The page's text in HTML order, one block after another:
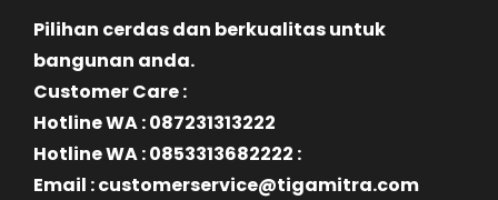
Pilihan cerdas dan berkualitas untuk
bangunan anda.
Customer Care :
Hotline WA : 087231313222
Hotline WA : 0853313682222 :
Email : customerservice@tigamitra.com